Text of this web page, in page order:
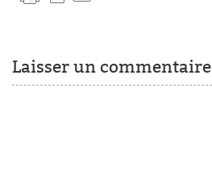
Laisser un commentaire